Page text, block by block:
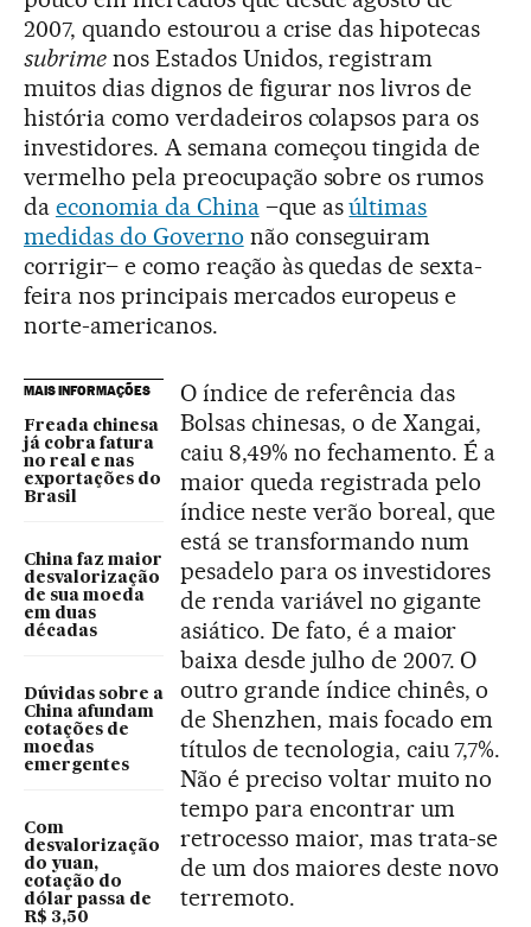
2007, quando estourou a crise das hipotecas
subrimenos Estados Unidos, registram
muitos dias dignos de figurar nos livros de
história como verdadeiros colapsos para os
investidores. A semana começou tingida de
vermelho pela preocupação sobre os rumos
da economia da China–que asúltimas
medidas do Governo não conseguiram
corrigir– e como reação às quedas de sexta-
feira nos principais mercados europeus e
norte-americanos.
MAIS INFORMAÇÕES
Freada chinesa
já cobra fatura
no real e nas
exportações do
Brasil
China faz maior
desvalorização
de sua moeda
em duas
décadas
Dúvidas sobre a
China afundam
cotações de
moedas
emergentes
Com
desvalorização
do yuan,
cotação do
dólar passa de
R$ 3,50
O índice de referência das
Bolsas chinesas, o de Xangai,
caiu 8,49% no fechamento. É a
maior queda registrada pelo
índice neste verão boreal, que
está se transformando num
pesadelo para os investidores
de renda variável no gigante
asiático. De fato, é a maior
baixa desde julho de 2007. O
outro grande índice chinês, o
de Shenzhen, mais focado em
títulos de tecnologia, caiu 7,7%.
Não é preciso voltar muito no
tempo para encontrar um
retrocesso maior, mas trata-se
de um dos maiores deste novo
terremoto.